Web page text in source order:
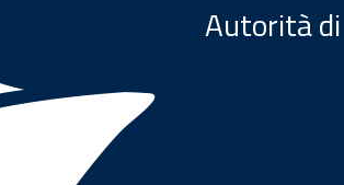
Autorità